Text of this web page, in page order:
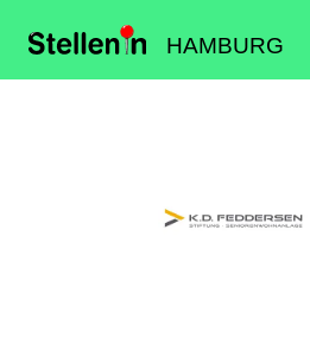
HAMBURG